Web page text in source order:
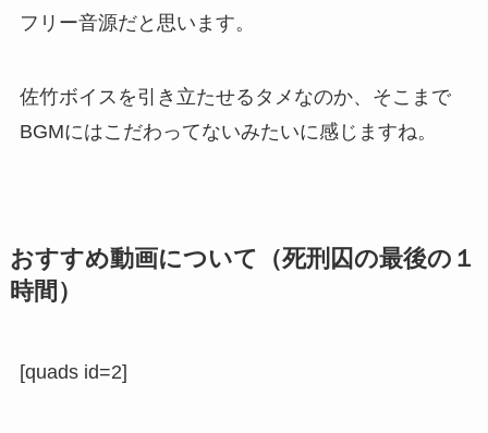
フリー音源だと思います。
佐竹ボイスを引き立たせるタメなのか、そこまで
BGMにはこだわってないみたいに感じますね。
おすすめ動画について（死刑囚の最後の１
時間）
[quads id=2]